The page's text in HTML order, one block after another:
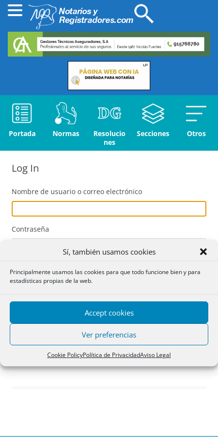
Sí, también usamos cookies
Principalmente usamos las cookies para que todo funcione bien y para
estadísticas propias de la web.
Accept cookies
Ver preferencias
Cookie PolicyPolítica de PrivacidadAviso Legal
Portada Normas
Resolucio
nes
Secciones Otros
Log In
Nombre de usuario o correo electrónico
Contraseña
Acceder
Registro
¿Has olvidado tu contraseña?